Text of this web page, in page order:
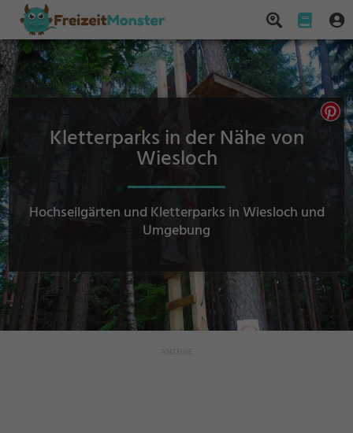
Kletterparks in der Nähe von
Wiesloch
Hochseilgärten und Kletterparks in Wiesloch und
Umgebung